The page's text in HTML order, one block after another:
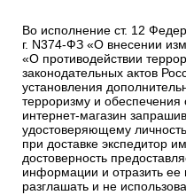
Во исполнение ст. 12
г. N374-ФЗ «О внесении
«О противодействии
законодательных актов
установления
терроризму и обеспечения
интернет-магазин
удостоверяющему
при доставке экспедитор
достоверность
информации и отразить
разглашать и не